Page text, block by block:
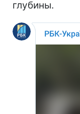
глубины.